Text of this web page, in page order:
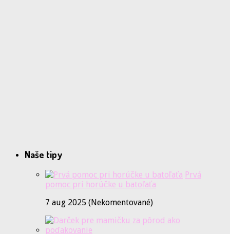
Naše tipy
Prvá
pomoc pri horúčke u batoľaťa
7 aug 2025 (Nekomentované)